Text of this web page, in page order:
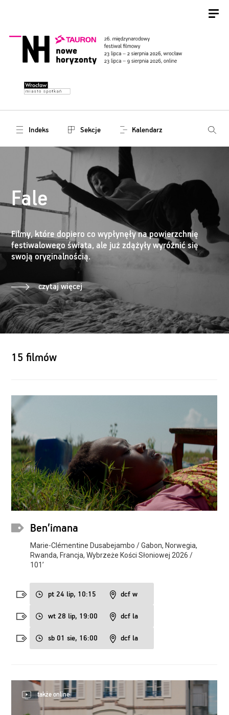
Indeks Sekcje Kalendarz
Fale
Filmy, które dopiero co wypłynęły na powierzchnię
festiwalowego świata, ale już zdążyły wyróżnić się
swoją oryginalnością.
czytaj więcej
15 filmów
Ben’imana
Marie-Clémentine Dusabejambo / Gabon, Norwegia,
Rwanda, Francja, Wybrzeże Kości Słoniowej 2026 /
101’
pt 24 lip, 10:15 dcf w
wt 28 lip, 19:00 dcf la
sb 01 sie, 16:00 dcf la
także online